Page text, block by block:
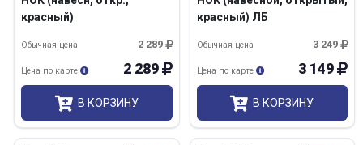
красный)
2 289
Обычная цена
2 289
Цена по карте
В КОРЗИНУ
красный) ЛБ
3 249
Обычная цена
3 149
Цена по карте
В КОРЗИНУ